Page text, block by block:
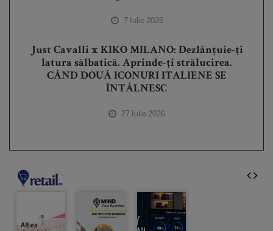
7 Iulie 2026
Just Cavalli x KIKO MILANO: Dezlănțuie-ți
latura sălbatică. Aprinde-ți strălucirea.
CÂND DOUĂ ICONURI ITALIENE SE
ÎNTÂLNESC
27 Iulie 2026